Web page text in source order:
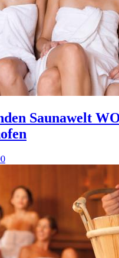
Saunawelt